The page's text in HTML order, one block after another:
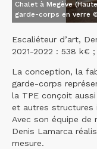
Chalet à Megève
garde-corps en verre
Escaliéteur d’art,
2021-2022 : 538 k€
La conception, la
garde-corps
la TPE conçoit
et autres structures
Avec son équipe de
Denis Lamarca
mesure.